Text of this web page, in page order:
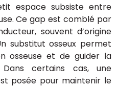
espace subsiste entre
Ce gap est comblé par
souvent d’origine
substitut osseux permet
osseuse et de guider la
Dans certains cas, une
posée pour maintenir le